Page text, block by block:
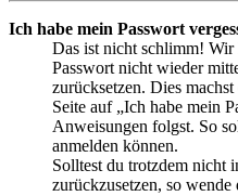
Ich habe mein Passwort
Das ist nicht schlimm!
Passwort nicht wieder
zurücksetzen. Dies
Seite auf „Ich habe mein
Anweisungen folgst. So
anmelden können.
Solltest du trotzdem nicht
zurückzusetzen, so